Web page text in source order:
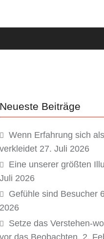
Neueste Beiträge
Wenn Erfahrung sich
verkleidet 27. Juli 2026
Eine unserer größten
Juli 2026
Gefühle sind Besucher
2026
Setze das Verstehen-
vor das Beobachten. 2.